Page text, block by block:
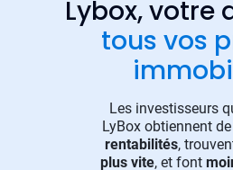
Lybox, votre
tous vos
Les investisseurs
LyBox obtiennent de
rentabilités,
plus vite, et font